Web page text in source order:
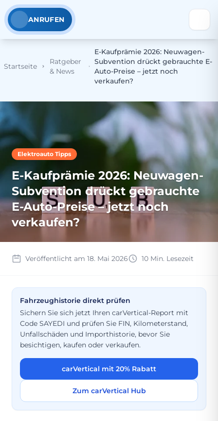
ANRUFEN
Startseite
Ratgeber
& News
E-Kaufprämie 2026: Neuwagen-
Subvention drückt gebrauchte E-
Auto-Preise – jetzt noch
verkaufen?
Elektroauto Tipps
E-Kaufprämie 2026: Neuwagen-
Subvention drückt gebrauchte
E-Auto-Preise – jetzt noch
verkaufen?
Veröffentlicht am 18. Mai 2026 10 Min. Lesezeit
Fahrzeughistorie direkt prüfen
Sichern Sie sich jetzt Ihren carVertical-Report mit
Code SAYEDI und prüfen Sie FIN, Kilometerstand,
Unfallschäden und Importhistorie, bevor Sie
besichtigen, kaufen oder verkaufen.
carVertical mit 20% Rabatt
Zum carVertical Hub